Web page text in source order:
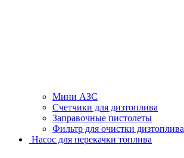
Мини АЗС
Счетчики для дизтоплива
Заправочные пистолеты
Фильтр для очистки дизтоплива
Насос для перекачки топлива